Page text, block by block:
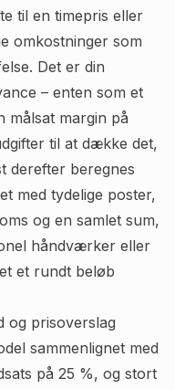
til en timepris eller
omkostninger som
Det er din
– enten som et
målsat margin på
til at dække det,
derefter beregnes
med tydelige poster,
og en samlet sum,
håndværker eller
et rundt beløb
og prisoverslag
sammenlignet med
på 25 %, og stort